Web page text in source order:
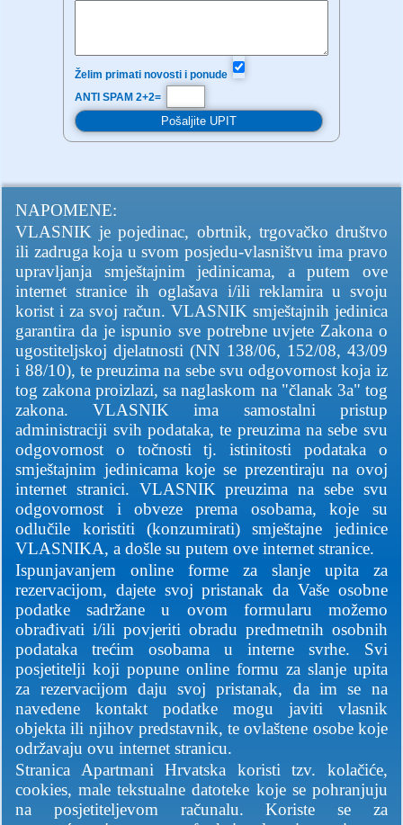
Želim primati novosti i ponude
ANTI SPAM 2+2=
NAPOMENE:
VLASNIK je pojedinac, obrtnik, trgovačko društvo
ili zadruga koja u svom posjedu-vlasništvu ima pravo
upravljanja smještajnim jedinicama, a putem ove
internet stranice ih oglašava i/ili reklamira u svoju
korist i za svoj račun. VLASNIK smještajnih jedinica
garantira da je ispunio sve potrebne uvjete Zakona o
ugostiteljskoj djelatnosti (NN 138/06, 152/08, 43/09
i 88/10), te preuzima na sebe svu odgovornost koja iz
tog zakona proizlazi, sa naglaskom na "članak 3a" tog
zakona. VLASNIK ima samostalni pristup
administraciji svih podataka, te preuzima na sebe svu
odgovornost o točnosti tj. istinitosti podataka o
smještajnim jedinicama koje se prezentiraju na ovoj
internet stranici. VLASNIK preuzima na sebe svu
odgovornost i obveze prema osobama, koje su
odlučile koristiti (konzumirati) smještajne jedinice
VLASNIKA, a došle su putem ove internet stranice.
Ispunjavanjem online forme za slanje upita za
rezervacijom, dajete svoj pristanak da Vaše osobne
podatke sadržane u ovom formularu možemo
obrađivati i/ili povjeriti obradu predmetnih osobnih
podataka trećim osobama u interne svrhe. Svi
posjetitelji koji popune online formu za slanje upita
za rezervacijom daju svoj pristanak, da im se na
navedene kontakt podatke mogu javiti vlasnik
objekta ili njihov predstavnik, te ovlaštene osobe koje
održavaju ovu internet stranicu.
Stranica Apartmani Hrvatska koristi tzv. kolačiće,
cookies, male tekstualne datoteke koje se pohranjuju
na posjetiteljevom računalu. Koriste se za